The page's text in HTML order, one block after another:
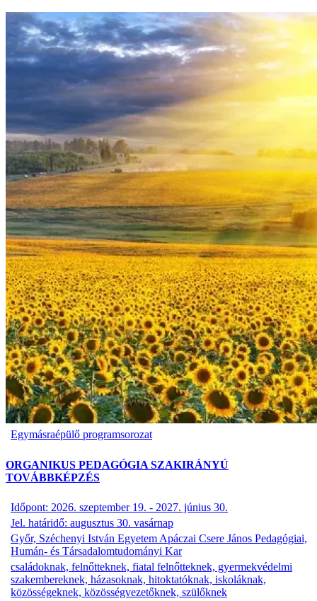
Egymásraépülő programsorozat
ORGANIKUS PEDAGÓGIA SZAKIRÁNYÚ
TOVÁBBKÉPZÉS
Időpont: 2026. szeptember 19. - 2027. június 30.
Jel. határidő: augusztus 30. vasárnap
Győr, Széchenyi István Egyetem Apáczai Csere János Pedagógiai,
Humán- és Társadalomtudományi Kar
családoknak, felnőtteknek, fiatal felnőtteknek, gyermekvédelmi
szakembereknek, házasoknak, hitoktatóknak, iskoláknak,
közösségeknek, közösségvezetőknek, szülőknek